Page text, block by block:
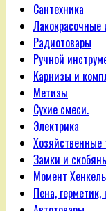
Сантехника
Лакокрасочные
Радиотовары
Ручной
Карнизы и
Метизы
Сухие смеси.
Электрика
Хозяйственные
Замки и
Момент Хенкель
Пена, герметик,